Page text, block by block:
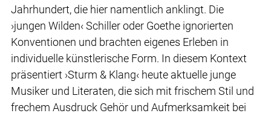
Jahrhundert, die hier namentlich anklingt. Die
›jungen Wilden‹ Schiller oder Goethe ignorierten
Konventionen und brachten eigenes Erleben in
individuelle künstlerische Form. In diesem Kontext
präsentiert ›Sturm & Klang‹ heute aktuelle junge
Musiker und Literaten, die sich mit frischem Stil und
frechem Ausdruck Gehör und Aufmerksamkeit bei